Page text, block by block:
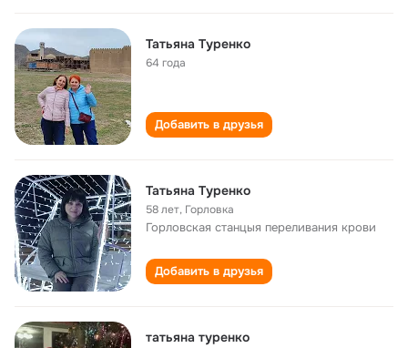
Татьяна Туренко
64 года
Добавить в друзья
Татьяна Туренко
58 лет, Горловка
Горловская станцыя переливания крови
Добавить в друзья
татьяна туренко